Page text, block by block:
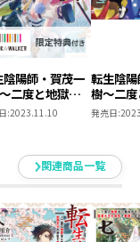
水行の妖鳥探し
屋、第四弾！
陰陽師・賀茂一
二度と地獄は
ので、閻魔大
気で無双しま
書き下ろしSS＆
書籍限定SS付
:2023.11.10
転生陰
樹～二
免なの
の神気
＋コミ
巻 2冊
ット【
発売日:
関連商品一覧